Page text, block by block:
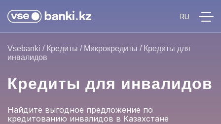
Vsebanki / Кредиты / Микрокредиты / Кредиты для
инвалидов
Кредиты для инвалидов
Найдите выгодное предложение по
кредитованию инвалидов в Казахстане